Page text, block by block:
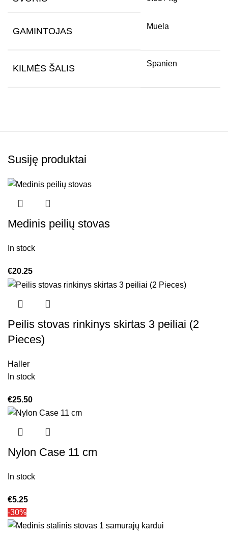
GAMINTOJAS Muela
KILMĖS ŠALIS Spanien
Susiję produktai
Medinis peilių stovas
In stock
€20.25
Peilis stovas rinkinys skirtas 3 peiliai (2
Pieces)
Haller
In stock
€25.50
Nylon Case 11 cm
In stock
€5.25
-30%